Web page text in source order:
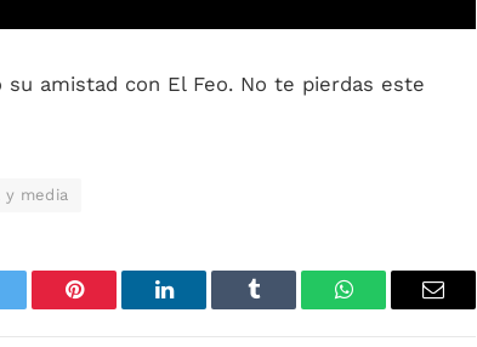
su amistad con El Feo. No te pierdas este
y media
Pinterest LinkedIn Tumblr WhatsAppEmail